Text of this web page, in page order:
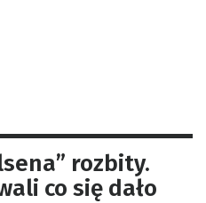
rozbity.
co się dało